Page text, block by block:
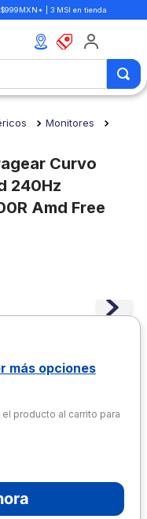
| 3 MSI en tienda
Monitores
Curvo
240Hz
Amd Free
más opciones
producto al carrito para